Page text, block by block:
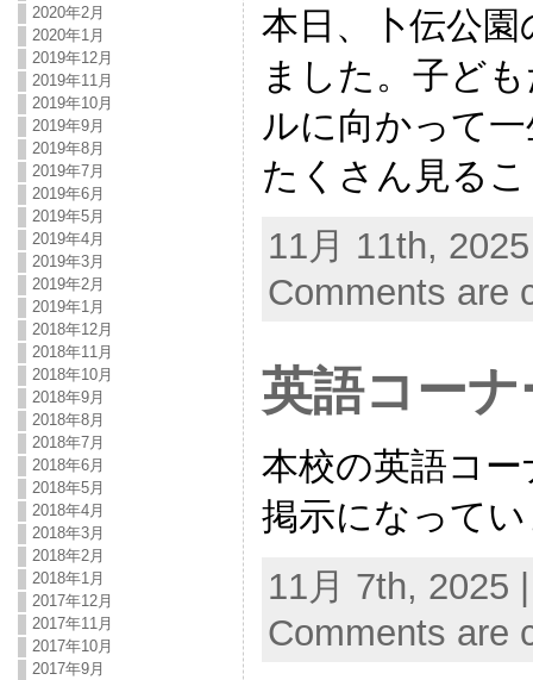
2020年2月
2020年1月
2019年12月
2019年11月
2019年10月
2019年9月
2019年8月
2019年7月
2019年6月
2019年5月
2019年4月
2019年3月
2019年2月
2019年1月
2018年12月
2018年11月
2018年10月
2018年9月
2018年8月
2018年7月
2018年6月
2018年5月
2018年4月
2018年3月
2018年2月
2018年1月
2017年12月
2017年11月
2017年10月
2017年9月
本日、卜伝公
ました。子ど
ルに向かって
たくさん見る
11月 11th,
Comments are
英語コー
本校の英語コ
掲示になって
11月 7th, 2025
Comments are